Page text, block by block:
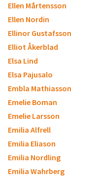
Ellen Mårtensson
Ellen Nordin
Ellinor Gustafsson
Elliot Åkerblad
Elsa Lind
Elsa Pajusalo
Embla Mathiasson
Emelie Boman
Emelie Larsson
Emilia Alfrell
Emilia Eliason
Emilia Nordling
Emilia Wahrberg